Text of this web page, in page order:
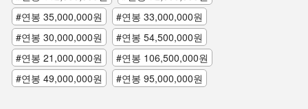
#연봉 35,000,000원
#연봉 33,000,000원
#연봉 30,000,000원
#연봉 54,500,000원
#연봉 21,000,000원
#연봉 106,500,000원
#연봉 49,000,000원
#연봉 95,000,000원